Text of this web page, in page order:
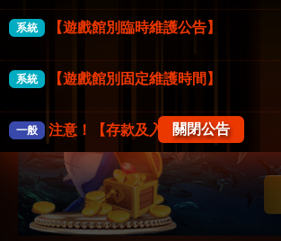
系統 【遊戲館別臨時維護公告】
系統 【遊戲館別固定維護時間】
一般 注意！【存款及入款注意事項】
《防詐騙公告》FK57娛樂城
一般 【系統公告】
關閉公告